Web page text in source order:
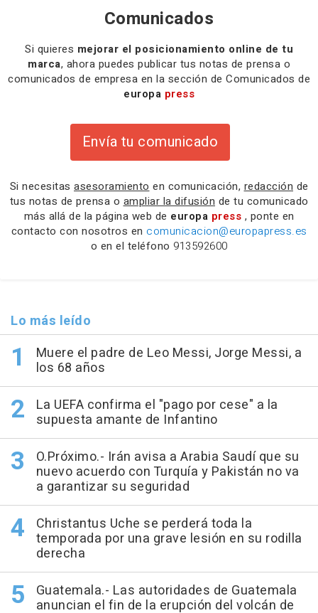
Comunicados
Si quieres mejorar el posicionamiento online de tu
marca, ahora puedes publicar tus notas de prensa o
comunicados de empresa en la sección de Comunicados de
europa press
Envía tu comunicado
Si necesitas asesoramiento en comunicación, redacción de
tus notas de prensa o ampliar la difusión de tu comunicado
más allá de la página web de europa press , ponte en
contacto con nosotros en comunicacion@europapress.es
o en el teléfono 913592600
Lo más leído
Muere el padre de Leo Messi, Jorge Messi, a
los 68 años
La UEFA confirma el "pago por cese" a la
supuesta amante de Infantino
O.Próximo.- Irán avisa a Arabia Saudí que su
nuevo acuerdo con Turquía y Pakistán no va
a garantizar su seguridad
Christantus Uche se perderá toda la
temporada por una grave lesión en su rodilla
derecha
Guatemala.- Las autoridades de Guatemala
anuncian el fin de la erupción del volcán de